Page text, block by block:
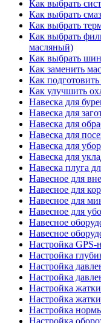
Как выбрать
Как выбрать
Как выбрать
Как выбрать
масляный)
Как выбрать
Как заменить
Как
Как улучшить
Навеска для
Навеска для
Навеска для
Навеска для
Навеска для
Навеска для
Навеска плуга
Навесное для
Навесное для
Навесное для
Навесное для
Навесное
Навесное
Настройка GPS-
Настройка
Настройка
Настройка
Настройка
Настройка
Настройка
Настройка